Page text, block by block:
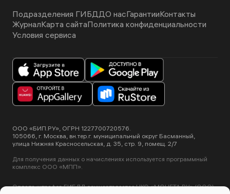
Подразделения ГИБДДО насГарантииКонтакты
ЖурналКарта сайтаПолитика конфиденциальности
Условия сервиса
ООО «БИП.РУ», ОГРН 1227700720576.
105066, г. Москва, вн.тер.г. муниципальный округ Басманный,
улица Нижняя Красносельская, д. 35, стр. 9, помещ. 2/7
Для получения данных о начислениях используется программный
комплекс ООО «МПП».
Оплата штрафов ГИБДД осуществляется НКО «МОНЕТА.РУ» (ООО).